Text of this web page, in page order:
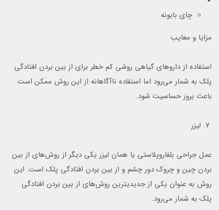
چای بابونه
مزایا و معایب
استفاده از داروهای گیاهی روشی کم خطر برای از بین بردن افتادگی
پلک به شمار می‌رود اما استفاده ناآگاهانه از این روش ممکن است
باعث بروز حساسیت شود.
عمل جراحی بلفاروپلاستی یا همان لیزر یکی دیگر از روش‌های از بین
بردن چین و چروک دور چشم و از بین بردن افتادگی پلک است. این
روش به عنوان یکی از جدیدیترین روش‌های از بین بردن افتادگی
پلک به شمار می‌رود.